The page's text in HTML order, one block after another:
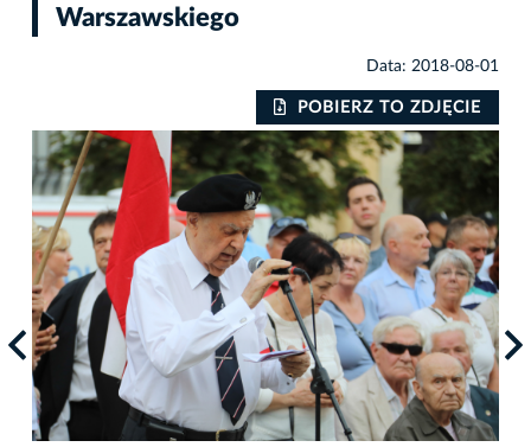
Warszawskiego
Data: 2018-08-01
POBIERZ TO ZDJĘCIE